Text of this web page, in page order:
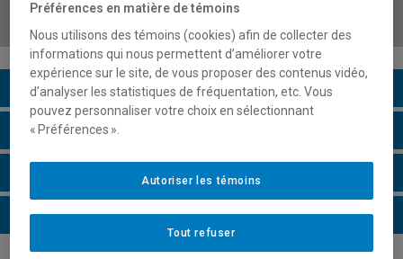
siècles)
Description du cours
Horaire - Été 2026
Horaire - Automne 2026
Horaire - Hiver 2027
Préférences en matière de témoins
Nous utilisons des témoins (cookies) afin de collecter des
informations qui nous permettent d’améliorer votre
expérience sur le site, de vous proposer des contenus vidéo,
d’analyser les statistiques de fréquentation, etc. Vous
pouvez personnaliser votre choix en sélectionnant
« Préférences ».
Tout refuser
Autoriser les témoins